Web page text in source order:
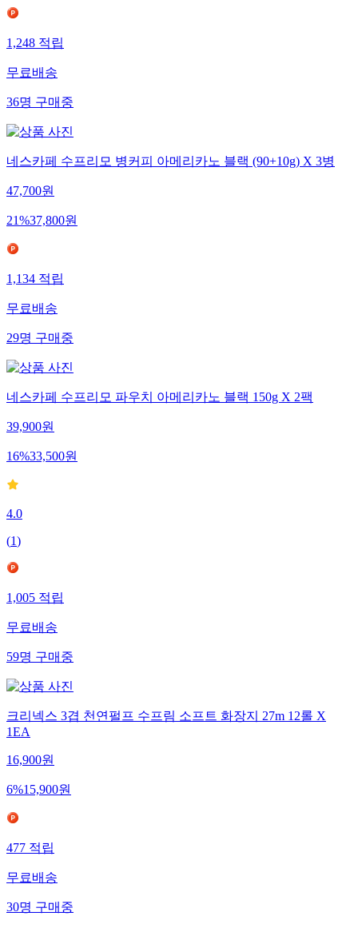
1,248적립
무료배송
36명구매중
네스카페 수프리모 병커피 아메리카노 블랙 (90+10g) X 3병
47,700원
21%37,800원
1,134적립
무료배송
29명구매중
네스카페 수프리모 파우치 아메리카노 블랙 150g X 2팩
39,900원
16%33,500원
4.0
(1)
1,005적립
무료배송
59명구매중
크리넥스 3겹 천연펄프 수프림 소프트 화장지 27m 12롤 X
1EA
16,900원
6%15,900원
477적립
무료배송
30명구매중